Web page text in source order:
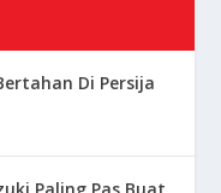
Di Persija